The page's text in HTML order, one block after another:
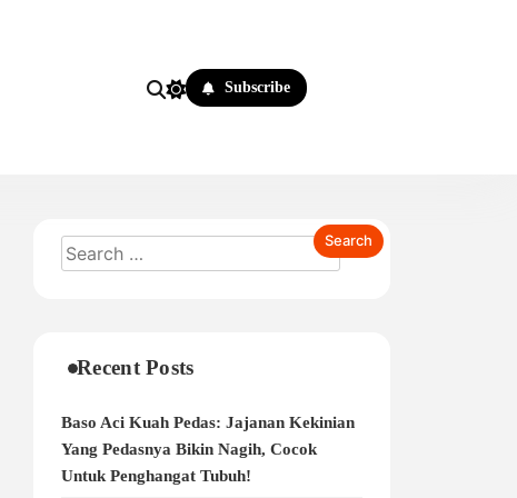
Subscribe
Recent Posts
Baso Aci Kuah Pedas: Jajanan Kekinian
Yang Pedasnya Bikin Nagih, Cocok
Untuk Penghangat Tubuh!